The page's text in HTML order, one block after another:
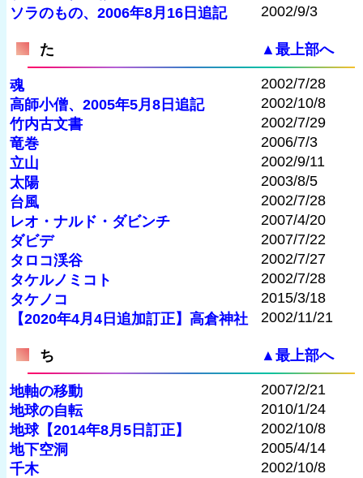
ソラのもの、2006年8月16日追記
2002/9/3
た ▲最上部へ
魂
2002/7/28
高師小僧、2005年5月8日追記
2002/10/8
竹内古文書
2002/7/29
竜巻
2006/7/3
立山
2002/9/11
太陽
2003/8/5
台風
2002/7/28
レオ・ナルド・ダビンチ
2007/4/20
ダビデ
2007/7/22
タロコ渓谷
2002/7/27
タケルノミコト
2002/7/28
タケノコ
2015/3/18
【2020年4月4日追加訂正】高倉神社
2002/11/21
ち ▲最上部へ
地軸の移動
2007/2/21
地球の自転
2010/1/24
地球【2014年8月5日訂正】
2002/10/8
地下空洞
2005/4/14
千木
2002/10/8